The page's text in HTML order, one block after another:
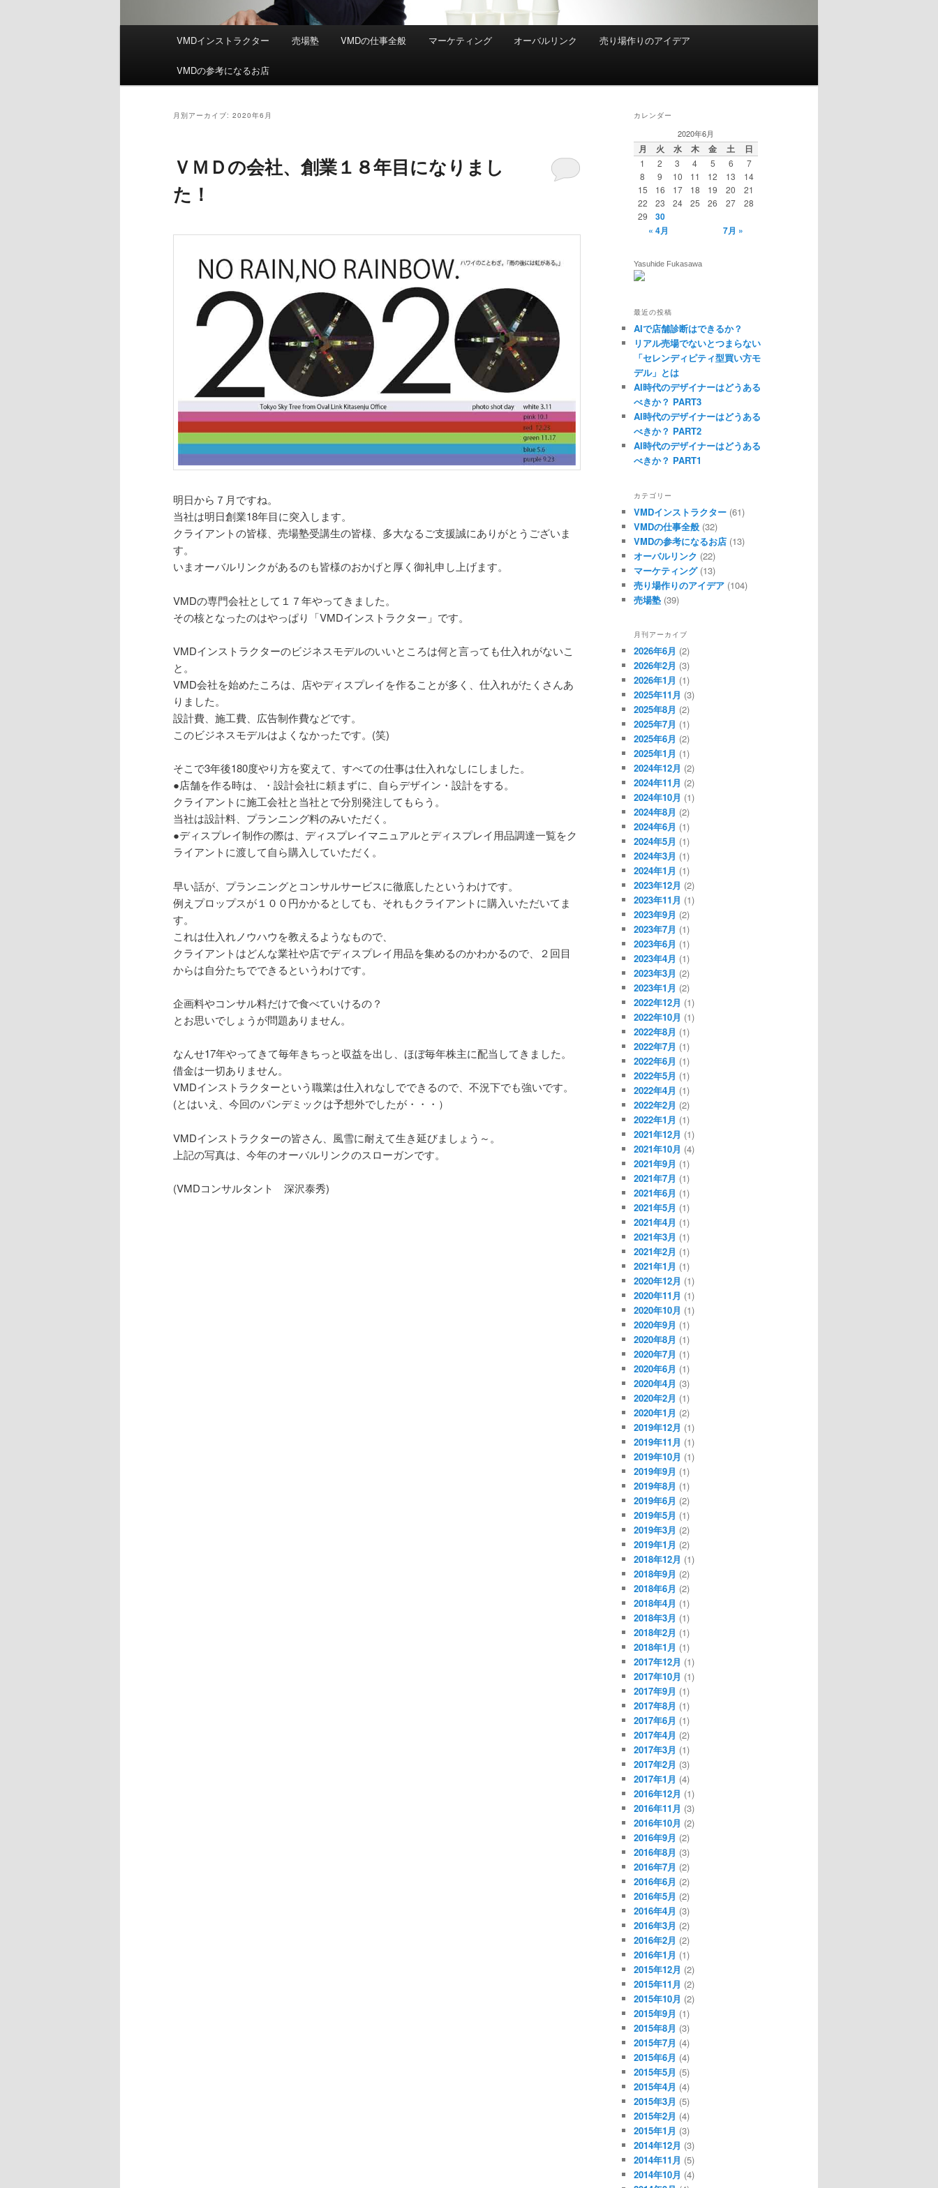
メ
VMDインストラクター 売場塾 VMDの仕事全般 マーケティング オーバルリンク 売り場作りのアイデア
VMDの参考になるお店
月別アーカイブ: 2020年6月
ＶＭＤの会社、創業１８年目になりまし
た！
明日から７月ですね。
当社は明日創業18年目に突入します。
クライアントの皆様、売場塾受講生の皆様、多大なるご支援誠にありがとうございま
す。
いまオーバルリンクがあるのも皆様のおかげと厚く御礼申し上げます。
VMDの専門会社として１７年やってきました。
その核となったのはやっぱり「VMDインストラクター」です。
VMDインストラクターのビジネスモデルのいいところは何と言っても仕入れがないこ
と。
VMD会社を始めたころは、店やディスプレイを作ることが多く、仕入れがたくさんあ
りました。
設計費、施工費、広告制作費などです。
このビジネスモデルはよくなかったです。(笑)
そこで3年後180度やり方を変えて、すべての仕事は仕入れなしにしました。
●店舗を作る時は、・設計会社に頼まずに、自らデザイン・設計をする。
クライアントに施工会社と当社とで分別発注してもらう。
当社は設計料、プランニング料のみいただく。
●ディスプレイ制作の際は、ディスプレイマニュアルとディスプレイ用品調達一覧をク
ライアントに渡して自ら購入していただく。
早い話が、プランニングとコンサルサービスに徹底したというわけです。
例えプロップスが１００円かかるとしても、それもクライアントに購入いただいてま
す。
これは仕入れノウハウを教えるようなもので、
クライアントはどんな業社や店でディスプレイ用品を集めるのかわかるので、２回目
からは自分たちでできるというわけです。
企画料やコンサル料だけで食べていけるの？
とお思いでしょうが問題ありません。
なんせ17年やってきて毎年きちっと収益を出し、ほぼ毎年株主に配当してきました。
借金は一切ありません。
VMDインストラクターという職業は仕入れなしでできるので、不況下でも強いです。
(とはいえ、今回のパンデミックは予想外でしたが・・・）
VMDインストラクターの皆さん、風雪に耐えて生き延びましょう～。
上記の写真は、今年のオーバルリンクのスローガンです。
(VMDコンサルタント 深沢泰秀)
カレンダー
2020年6月
月 火 水 木 金 土 日
1 2 3 4 5 6
7
8
9 10 11 12 13
14
15
16 17 18 19 20
21
22
23 24 25 26 27
28
29
30
« 4月
7月 »
Yasuhide Fukasawa
最近の投稿
AIで店舗診断はできるか？
リアル売場でないとつまらない
「セレンディピティ型買い方モ
デル」とは
AI時代のデザイナーはどうある
べきか？ PART3
AI時代のデザイナーはどうある
べきか？ PART2
AI時代のデザイナーはどうある
べきか？ PART1
カテゴリー
VMDインストラクター (61)
VMDの仕事全般 (32)
VMDの参考になるお店 (13)
オーバルリンク (22)
マーケティング(13)
売り場作りのアイデア (104)
売場塾 (39)
月刊アーカイブ
2026年6月 (2)
2026年2月 (3)
2026年1月 (1)
2025年11月 (3)
2025年8月 (2)
2025年7月 (1)
2025年6月 (2)
2025年1月 (1)
2024年12月 (2)
2024年11月 (2)
2024年10月 (1)
2024年8月 (2)
2024年6月 (1)
2024年5月 (1)
2024年3月 (1)
2024年1月 (1)
2023年12月 (2)
2023年11月 (1)
2023年9月 (2)
2023年7月 (1)
2023年6月 (1)
2023年4月 (1)
2023年3月 (2)
2023年1月 (2)
2022年12月 (1)
2022年10月 (1)
2022年8月 (1)
2022年7月 (1)
2022年6月 (1)
2022年5月 (1)
2022年4月 (1)
2022年2月 (2)
2022年1月 (1)
2021年12月 (1)
2021年10月 (4)
2021年9月 (1)
2021年7月 (1)
2021年6月 (1)
2021年5月 (1)
2021年4月 (1)
2021年3月 (1)
2021年2月 (1)
2021年1月 (1)
2020年12月 (1)
2020年11月 (1)
2020年10月 (1)
2020年9月 (1)
2020年8月 (1)
2020年7月 (1)
2020年6月 (1)
2020年4月 (3)
2020年2月 (1)
2020年1月 (2)
2019年12月 (1)
2019年11月 (1)
2019年10月 (1)
2019年9月 (1)
2019年8月 (1)
2019年6月 (2)
2019年5月 (1)
2019年3月 (2)
2019年1月 (2)
2018年12月 (1)
2018年9月 (2)
2018年6月 (2)
2018年4月 (1)
2018年3月 (1)
2018年2月 (1)
2018年1月 (1)
2017年12月 (1)
2017年10月 (1)
2017年9月 (1)
2017年8月 (1)
2017年6月 (1)
2017年4月 (2)
2017年3月 (1)
2017年2月 (3)
2017年1月 (4)
2016年12月 (1)
2016年11月 (3)
2016年10月 (2)
2016年9月 (2)
2016年8月 (3)
2016年7月 (2)
2016年6月 (2)
2016年5月 (2)
2016年4月 (3)
2016年3月 (2)
2016年2月 (2)
2016年1月 (1)
2015年12月 (2)
2015年11月 (2)
2015年10月 (2)
2015年9月 (1)
2015年8月 (3)
2015年7月 (4)
2015年6月 (4)
2015年5月 (5)
2015年4月 (4)
2015年3月 (5)
2015年2月 (4)
2015年1月 (3)
2014年12月 (3)
2014年11月 (5)
2014年10月 (4)